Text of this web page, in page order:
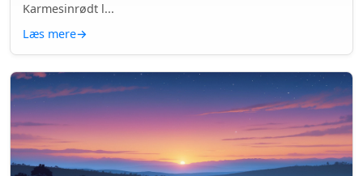
Karmesinrødt l...
Læs mere→